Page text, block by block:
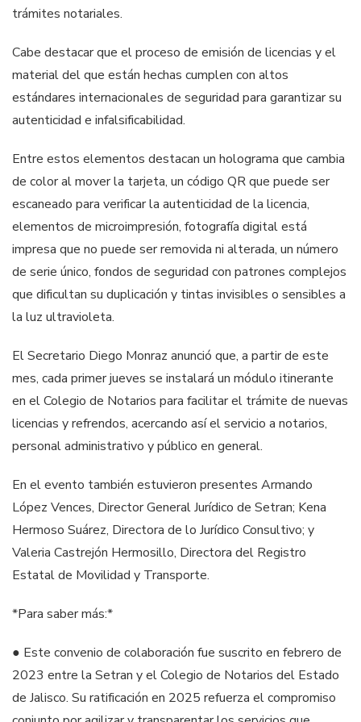
trámites notariales.
Cabe destacar que el proceso de emisión de licencias y el
material del que están hechas cumplen con altos
estándares internacionales de seguridad para garantizar su
autenticidad e infalsificabilidad.
Entre estos elementos destacan un holograma que cambia
de color al mover la tarjeta, un código QR que puede ser
escaneado para verificar la autenticidad de la licencia,
elementos de microimpresión, fotografía digital está
impresa que no puede ser removida ni alterada, un número
de serie único, fondos de seguridad con patrones complejos
que dificultan su duplicación y tintas invisibles o sensibles a
la luz ultravioleta.
El Secretario Diego Monraz anunció que, a partir de este
mes, cada primer jueves se instalará un módulo itinerante
en el Colegio de Notarios para facilitar el trámite de nuevas
licencias y refrendos, acercando así el servicio a notarios,
personal administrativo y público en general.
En el evento también estuvieron presentes Armando
López Vences, Director General Jurídico de Setran; Kena
Hermoso Suárez, Directora de lo Jurídico Consultivo; y
Valeria Castrejón Hermosillo, Directora del Registro
Estatal de Movilidad y Transporte.
*Para saber más:*
● Este convenio de colaboración fue suscrito en febrero de
2023 entre la Setran y el Colegio de Notarios del Estado
de Jalisco. Su ratificación en 2025 refuerza el compromiso